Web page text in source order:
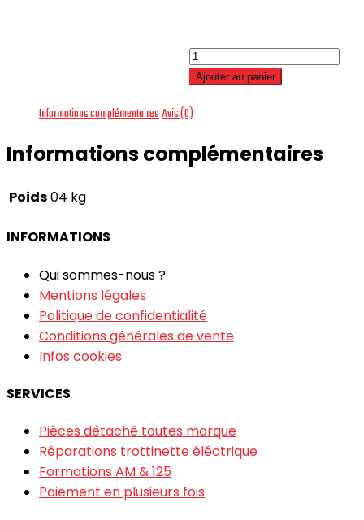
quantité
de
Xiaomi
version
Ajouter au panier
Informations complémentairesAvis (0)
Informations complémentaires
Poids04 kg
INFORMATIONS
Qui sommes-nous ?
Mentions légales
Politique de confidentialité
Conditions générales de vente
Infos cookies
SERVICES
Pièces détaché toutes marque
Réparations trottinette éléctrique
Formations AM & 125
Paiement en plusieurs fois